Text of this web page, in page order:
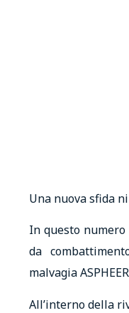
Una nuova sfida
In questo numero
da
malvagia
All’interno della